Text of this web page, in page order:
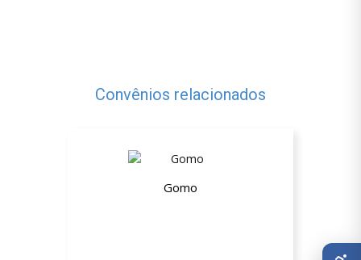
Convênios relacionados
Gomo